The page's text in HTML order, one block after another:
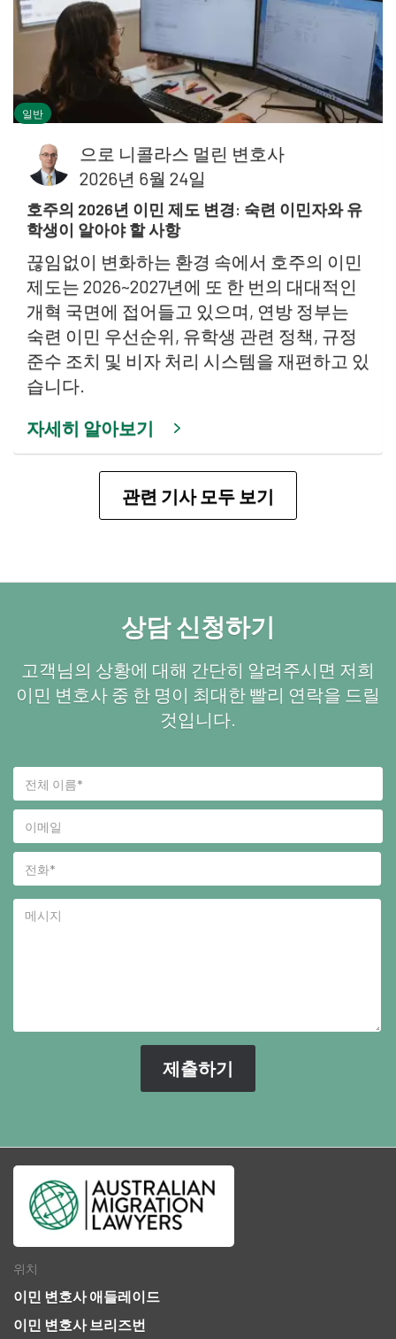
일반
으로 니콜라스 멀린 변호사
2026년 6월 24일
호주의 2026년 이민 제도 변경: 숙련 이민자와 유
학생이 알아야 할 사항
끊임없이 변화하는 환경 속에서 호주의 이민
제도는 2026~2027년에 또 한 번의 대대적인
개혁 국면에 접어들고 있으며, 연방 정부는
숙련 이민 우선순위, 유학생 관련 정책, 규정
준수 조치 및 비자 처리 시스템을 재편하고 있
습니다.
자세히 알아보기
관련 기사 모두 보기
상담 신청하기
고객님의 상황에 대해 간단히 알려주시면 저희
이민 변호사 중 한 명이 최대한 빨리 연락을 드릴
것입니다.
위치
이민 변호사 애들레이드
이민 변호사 브리즈번